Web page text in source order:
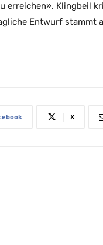
erreichen». Klingbeil
Entwurf stammt
X